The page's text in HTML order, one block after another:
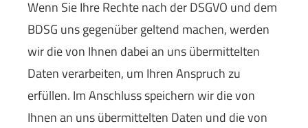
Wenn Sie Ihre Rechte nach der DSGVO und dem
BDSG uns gegenüber geltend machen, werden
wir die von Ihnen dabei an uns übermittelten
Daten verarbeiten, um Ihren Anspruch zu
erfüllen. Im Anschluss speichern wir die von
Ihnen an uns übermittelten Daten und die von